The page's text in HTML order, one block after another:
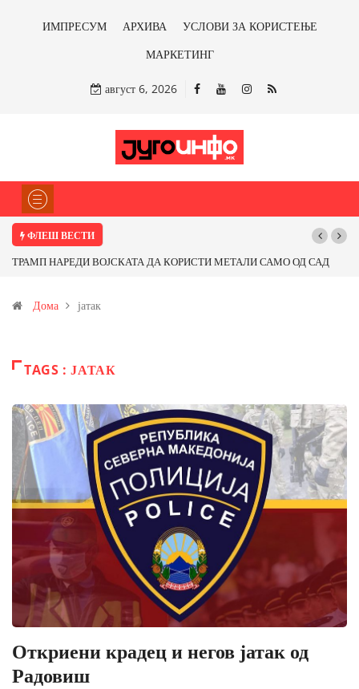
ИМПРЕСУМ АРХИВА
УСЛОВИ ЗА КОРИСТЕЊЕ
МАРКЕТИНГ
август 6, 2026
ФЛЕШ ВЕСТИ
ТРАМП НАРЕДИ ВОЈСКАТА ДА КОРИСТИ МЕТАЛИ САМО ОД САД
Иловица и со антимонот?
Дома јатак
TAGS : ЈАТАК
Откриени крадец и негов јатак од
Радовиш